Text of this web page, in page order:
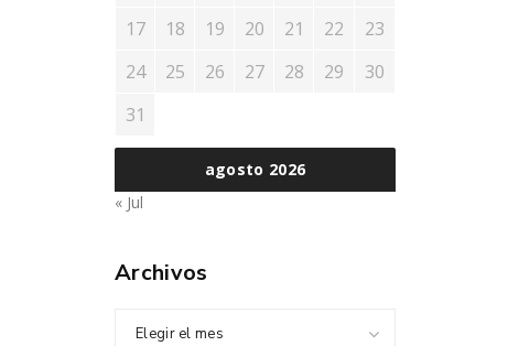
agosto 2026
17
18 19 20 21 22
23
24
25 26 27 28 29
30
31
« Jul
Archivos
Elegir el mes